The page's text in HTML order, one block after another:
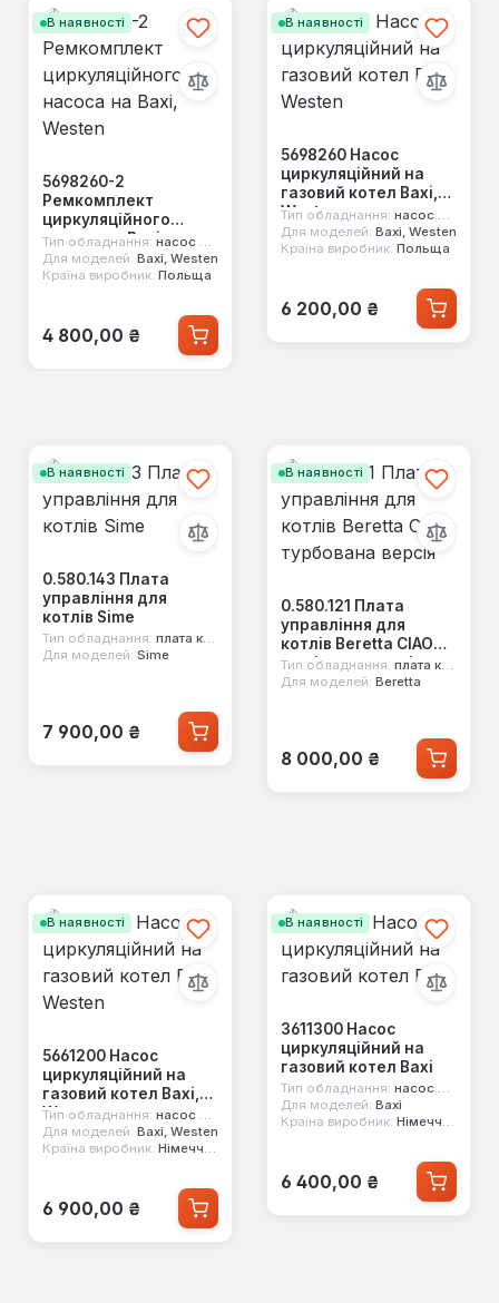
В наявності
5698260-2
Ремкомплект
циркуляційного
насоса на Baxi,
Westen
Тип обладнання: насос циркуляційний
Для моделей: Baxi, Westen
Країна виробник: Польща
Звичайна ціна:
4 800,00 ₴
В наявності
5698260 Насос
циркуляційний на
газовий котел Baxi,
Westen
Тип обладнання: насос циркуляційний
Для моделей: Baxi, Westen
Країна виробник: Польща
Звичайна ціна:
6 200,00 ₴
В наявності
0.580.143 Плата
управління для
котлів Sime
Тип обладнання: плата керування
Для моделей: Sime
Звичайна ціна:
7 900,00 ₴
В наявності
0.580.121 Плата
управління для
котлів Beretta CIAO
турбована версія
Тип обладнання: плата керування
Для моделей: Beretta
Звичайна ціна:
8 000,00 ₴
В наявності
5661200 Насос
циркуляційний на
газовий котел Baxi,
Westen
Тип обладнання: насос циркуляційний
Для моделей: Baxi, Westen
Країна виробник: Німеччина
Звичайна ціна:
6 900,00 ₴
В наявності
3611300 Насос
циркуляційний на
газовий котел Baxi
Тип обладнання: насос циркуляційний
Для моделей: Baxi
Країна виробник: Німеччина
Звичайна ціна:
6 400,00 ₴